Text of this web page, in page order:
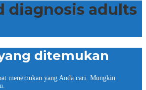
diagnosis adults
ditemukan
menemukan yang Anda cari. Mungkin